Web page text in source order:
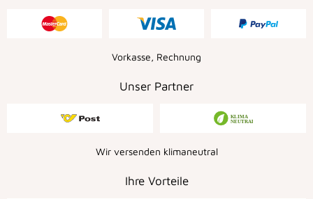
Vorkasse, Rechnung
Unser Partner
Wir versenden klimaneutral
Ihre Vorteile